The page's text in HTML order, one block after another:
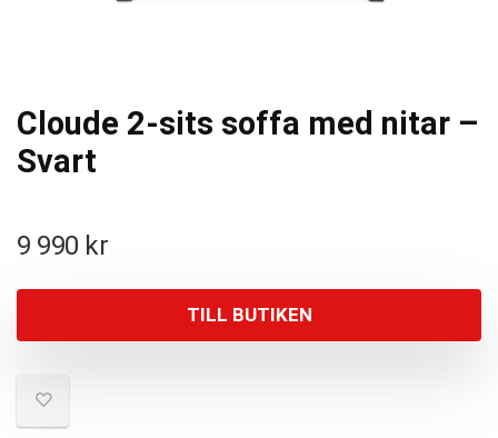
Cloude 2-sits soffa med nitar –
Svart
9 990 kr
TILL BUTIKEN